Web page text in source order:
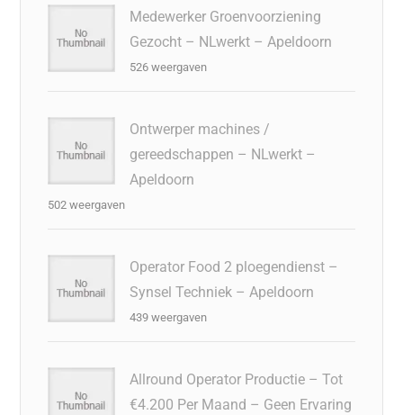
Medewerker Groenvoorziening
Gezocht – NLwerkt – Apeldoorn
526 weergaven
Ontwerper machines /
gereedschappen – NLwerkt –
Apeldoorn
502 weergaven
Operator Food 2 ploegendienst –
Synsel Techniek – Apeldoorn
439 weergaven
Allround Operator Productie – Tot
€4.200 Per Maand – Geen Ervaring